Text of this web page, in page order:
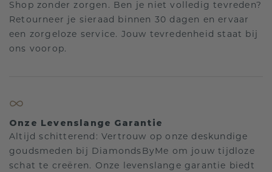
Shop zonder zorgen. Ben je niet volledig tevreden?
Retourneer je sieraad binnen 30 dagen en ervaar
een zorgeloze service. Jouw tevredenheid staat bij
ons voorop.
Onze Levenslange Garantie
Altijd schitterend: Vertrouw op onze deskundige
goudsmeden bij DiamondsByMe om jouw tijdloze
schat te creëren. Onze levenslange garantie biedt